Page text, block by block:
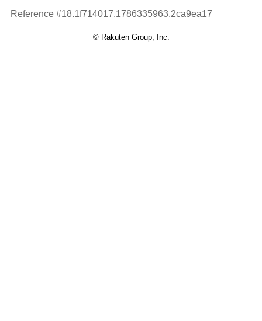
Reference #18.1f714017.1786335963.2ca9ea17
© Rakuten Group, Inc.